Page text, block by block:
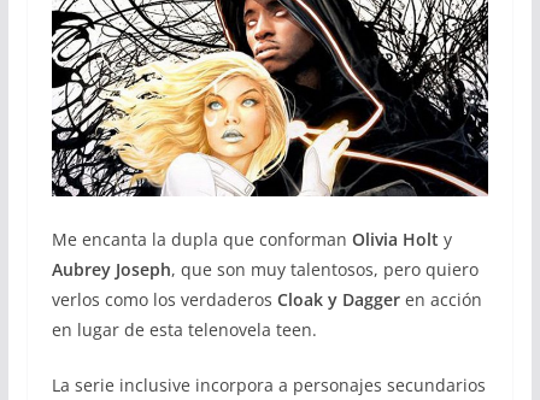
Me encanta la dupla que conforman Olivia Holt y
Aubrey Joseph, que son muy talentosos, pero quiero
verlos como los verdaderos Cloak y Daggeren acción
en lugar de esta telenovela teen.
La serie inclusive incorpora a personajes secundarios